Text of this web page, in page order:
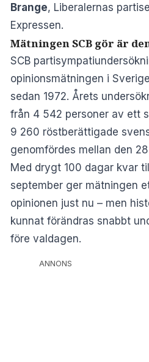
Brange, Liberalernas
Expressen.
Mätningen SCB gör är
SCB
opinionsmätningen i
sedan 1972. Årets
från 4 542 personer av ett
9 260 röstberättigade
genomfördes mellan den
Med drygt 100 dagar kvar
september ger mätningen
opinionen just nu – men
kunnat förändras snabbt
före valdagen.
ANNONS